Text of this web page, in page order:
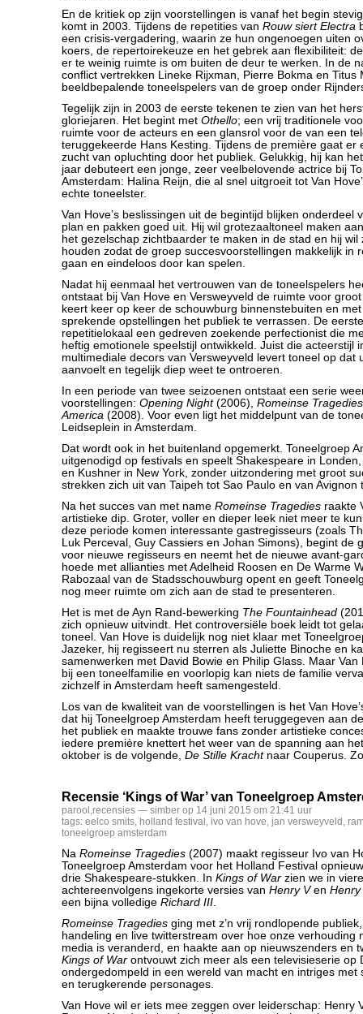
En de kritiek op zijn voorstellingen is vanaf het begin
komt in 2003. Tijdens de repetities van Rouw siert Electra
een crisis-vergadering, waarin ze hun ongenoegen uiten
koers, de repertoirekeuze en het gebrek aan flexibiliteit:
er te weinig ruimte is om buiten de deur te werken. In de
conflict vertrekken Lineke Rijxman, Pierre Bokma en Titus
beeldbepalende toneelspelers van de groep onder
Tegelijk zijn in 2003 de eerste tekenen te zien van het
gloriejaren. Het begint met Othello; een vrij traditionele
ruimte voor de acteurs en een glansrol voor de van een
teruggekeerde Hans Kesting. Tijdens de première gaat er
zucht van opluchting door het publiek. Gelukkig, hij kan
jaar debuteert een jonge, zeer veelbelovende actrice bij
Amsterdam: Halina Reijn, die al snel uitgroeit tot Van
echte toneelster.
Van Hove’s beslissingen uit de begintijd blijken onderdeel
plan en pakken goed uit. Hij wil grotezaaltoneel maken
het gezelschap zichtbaarder te maken in de stad en hij wil
houden zodat de groep succesvoorstellingen makkelijk in
gaan en eindeloos door kan spelen.
Nadat hij eenmaal het vertrouwen van de toneelspelers
ontstaat bij Van Hove en Versweyveld de ruimte voor
keert keer op keer de schouwburg binnenstebuiten en
sprekende opstellingen het publiek te verrassen. De
repetitielokaal een gedreven zoekende perfectionist die
heftig emotionele speelstijl ontwikkeld. Juist die acteerstijl
multimediale decors van Versweyveld levert toneel op dat
aanvoelt en tegelijk diep weet te ontroeren.
In een periode van twee seizoenen ontstaat een serie
voorstellingen: Opening Night(2006), Romeinse Tragedies
America (2008). Voor even ligt het middelpunt van de
Leidseplein in Amsterdam.
Dat wordt ook in het buitenland opgemerkt. Toneelgroep
uitgenodigd op festivals en speelt Shakespeare in
en Kushner in New York, zonder uitzondering met groot
strekken zich uit van Taipeh tot Sao Paulo en van Avignon
Na het succes van met name Romeinse Tragedies raakte
artistieke dip. Groter, voller en dieper leek niet meer te
deze periode komen interessante gastregisseurs (zoals
Luk Perceval, Guy Cassiers en Johan Simons), begint de
voor nieuwe regisseurs en neemt het de nieuwe avant-
hoede met allianties met Adelheid Roosen en De Warme
Rabozaal van de Stadsschouwburg opent en geeft
nog meer ruimte om zich aan de stad te presenteren.
Het is met de Ayn Rand-bewerking The Fountainhead
zich opnieuw uitvindt. Het controversiële boek leidt tot
toneel. Van Hove is duidelijk nog niet klaar met
Jazeker, hij regisseert nu sterren als Juliette Binoche en
samenwerken met David Bowie en Philip Glass. Maar Van
bij een toneelfamilie en voorlopig kan niets de familie
zichzelf in Amsterdam heeft samengesteld.
Los van de kwaliteit van de voorstellingen is het Van
dat hij Toneelgroep Amsterdam heeft teruggegeven aan
het publiek en maakte trouwe fans zonder artistieke
iedere première knettert het weer van de spanning aan
oktober is de volgende, De Stille Krachtnaar Couperus.
Recensie ‘Kings of War’ van Toneelgroep
parool ,recensies — simber op 14 juni 2015 om 21:41 uur
tags: eelco smits, holland festival , ivo van hove, jan versweyveld ,
toneelgroep amsterdam
Na Romeinse Tragedies (2007) maakt regisseur Ivo van
Toneelgroep Amsterdam voor het Holland Festival
drie Shakespeare-stukken. In Kings of War zien we in
achtereenvolgens ingekorte versies van Henry Ven Henry
een bijna volledige Richard III.
Romeinse Tragedies ging met z’n vrij rondlopende
handeling en live twitterstream over hoe onze verhouding
media is veranderd, en haakte aan op nieuwszenders en
Kings of War ontvouwt zich meer als een televisieserie op
ondergedompeld in een wereld van macht en intriges met
en terugkerende personages.
Van Hove wil er iets mee zeggen over leiderschap: Henry